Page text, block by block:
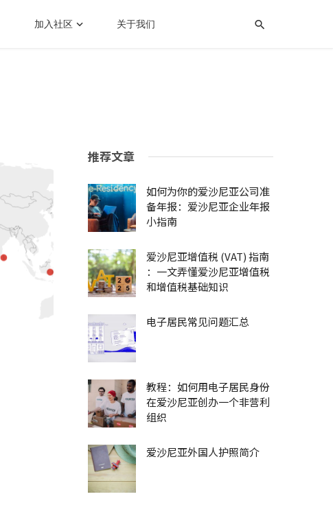
加入社区 关于我们
推荐文章
如何为你的爱沙尼亚公司准
备年报：爱沙尼亚企业年报
小指南
爱沙尼亚增值税 (VAT) 指南
：一文弄懂爱沙尼亚增值税
和增值税基础知识
电子居民常见问题汇总
教程：如何用电子居民身份
在爱沙尼亚创办一个非营利
组织
爱沙尼亚外国人护照简介